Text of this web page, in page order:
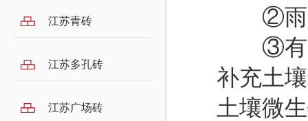
江苏青砖
江苏多孔砖
江苏广场砖
②雨后
③有良
补充土
土壤微